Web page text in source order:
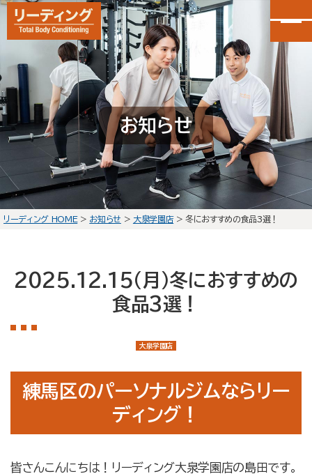
カンタン30秒申し込み
LINEで無料体験予約
大泉学園店 会員予約
石神井公園店 会員予約
初回体験の流れ
トレーナー紹介
お知らせ
リーディング HOME> お知らせ > 大泉学園店>冬におすすめの食品3選！
2025.12.15(月)冬におすすめの
食品3選！
大泉学園店
練馬区のパーソナルジムならリー
ディング！
皆さんこんにちは！リーディング大泉学園店の島田です。